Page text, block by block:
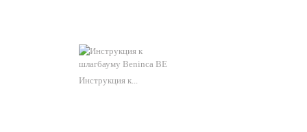
Инструкция к...